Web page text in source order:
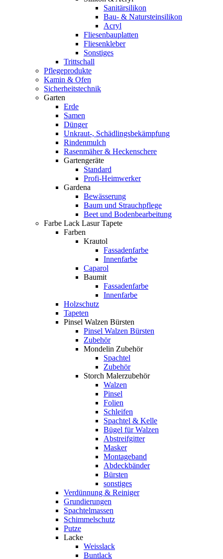
Sanitärsilikon
Bau- & Natursteinsilikon
Acryl
Fliesenbauplatten
Fliesenkleber
Sonstiges
Trittschall
Pflegeprodukte
Kamin & Ofen
Sicherheitstechnik
Garten
Erde
Samen
Dünger
Unkraut-, Schädlingsbekämpfung
Rindenmulch
Rasenmäher & Heckenschere
Gartengeräte
Standard
Profi-Heimwerker
Gardena
Bewässerung
Baum und Strauchpflege
Beet und Bodenbearbeitung
Farbe Lack Lasur Tapete
Farben
Krautol
Fassadenfarbe
Innenfarbe
Caparol
Baumit
Fassadenfarbe
Innenfarbe
Holzschutz
Tapeten
Pinsel Walzen Bürsten
Pinsel Walzen Bürsten
Zubehör
Mondelin Zubehör
Spachtel
Zubehör
Storch Malerzubehör
Walzen
Pinsel
Folien
Schleifen
Spachtel & Kelle
Bügel für Walzen
Abstreifgitter
Masker
Montageband
Abdeckbänder
Bürsten
sonstiges
Verdünnung & Reiniger
Grundierungen
Spachtelmassen
Schimmelschutz
Putze
Lacke
Weisslack
Buntlack